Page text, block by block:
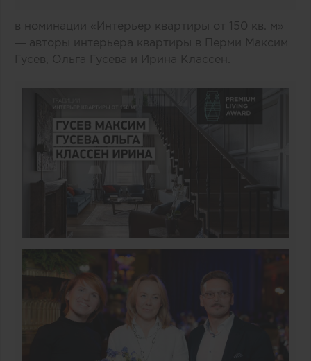
в номинации «Интерьер квартиры от 150 кв. м»
— авторы интерьера квартиры в Перми Максим
Гусев, Ольга Гусева и Ирина Классен.